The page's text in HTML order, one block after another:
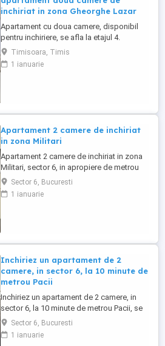
inchiriat in zona Gheorghe Lazar
Apartament cu doua camere, disponibil
pentru inchiriere, se afla la etajul 4.
Mijloace de transport in comun: 5 minute
Apartamentul este situat in bloc nou si
totul este nou mobilat si uitlat Suprafata
Timisoara, Timis
1 ianuarie
Apartament 2 camere de inchiriat
in zona Militari
Apartament 2 camere de inchiriat in zona
Militari, sector 6, in apropiere de metrou
(M3) Suprafata este 51mp2, decomandat,
etaj 2 10. Mutare imediata, rog seriozitate
Sector 6, Bucuresti
1 ianuarie
Inchiriez un apartament de 2
camere, in sector 6, la 10 minute de
metrou Pacii
Inchiriez un apartament de 2 camere, in
sector 6, la 10 minute de metrou Pacii, se
accepta animale de companie, este situat
la etajul 3, si dispune de 50mp, va rog sa
ma sunati pentru mai multe detalii
Sector 6, Bucuresti
1 ianuarie